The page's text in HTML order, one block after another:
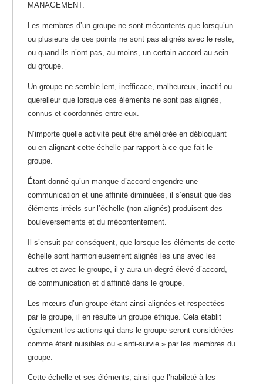
MANAGEMENT.
Les membres d’un groupe ne sont mécontents que lorsqu’un
ou plusieurs de ces points ne sont pas alignés avec le reste,
ou quand ils n’ont pas, au moins, un certain accord au sein
du groupe.
Un groupe ne semble lent, inefficace, malheureux, inactif ou
querelleur que lorsque ces éléments ne sont pas alignés,
connus et coordonnés entre eux.
N’importe quelle activité peut être améliorée en débloquant
ou en alignant cette échelle par rapport à ce que fait le
groupe.
Étant donné qu’un manque d’accord engendre une
communication et une affinité diminuées, il s’ensuit que des
éléments irréels sur l’échelle (non alignés) produisent des
bouleversements et du mécontentement.
Il s’ensuit par conséquent, que lorsque les éléments de cette
échelle sont harmonieusement alignés les uns avec les
autres et avec le groupe, il y aura un degré élevé d’accord,
de communication et d’affinité dans le groupe.
Les mœurs d’un groupe étant ainsi alignées et respectées
par le groupe, il en résulte un groupe éthique. Cela établit
également les actions qui dans le groupe seront considérées
comme étant nuisibles ou « anti-survie » par les membres du
groupe.
Cette échelle et ses éléments, ainsi que l’habileté à les